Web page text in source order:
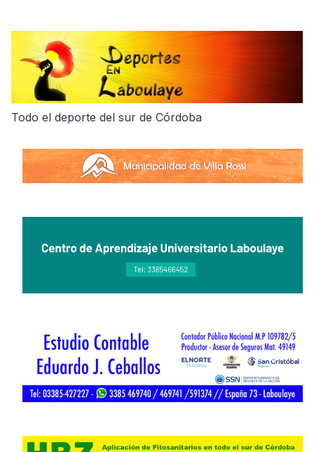
Todo el deporte del sur de Córdoba